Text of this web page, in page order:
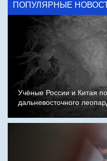
ПОПУЛЯРНЫЕ
Учёные России и Китая
дальневосточного